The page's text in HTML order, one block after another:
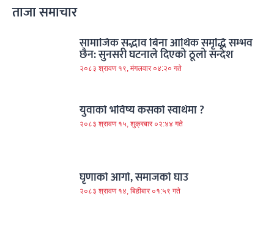
ताजा समाचार
सामाजिक सद्भाव बिना आर्थिक समृद्धि सम्भव
छैन: सुनसरी घटनाले दिएको ठूलो सन्देश
२०८३ श्रावण १९, मंगलवार ०४:२० गते
युवाको भविष्य कसको स्वार्थमा ?
२०८३ श्रावण १५, शुक्रबार ०२:४४ गते
घृणाको आगो, समाजको घाउ
२०८३ श्रावण १४, बिहीबार ०१:५९ गते